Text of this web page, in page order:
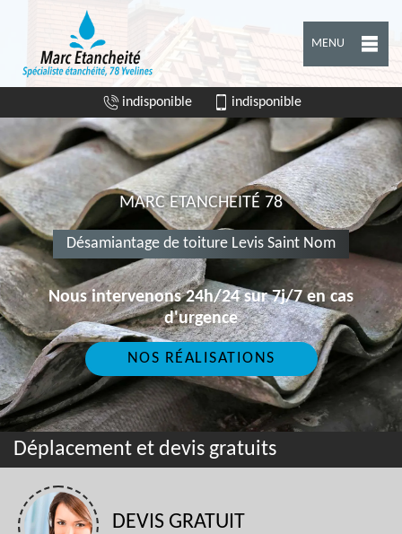
MENU
indisponible indisponible
MARC ETANCHEITÉ 78
Désamiantage de toiture Levis Saint Nom
Nous intervenons 24h/24 sur 7j/7 en cas
d'urgence
NOS RÉALISATIONS
Déplacement et devis gratuits
DEVIS GRATUIT